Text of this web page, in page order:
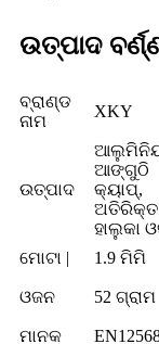
ଉତ୍ପାଦ
ବ୍ରାଣ୍ଡ
ନାମ
XKY
ଉତ୍ପାଦ
ଆଙ୍ଗୁଠି
କ୍ୟାପ୍,
ଅତିରିକ୍ତ
ହାଲୁକା
ମୋଟା | 1.9 ମିମି
ଓଜନ
52 ଗ୍ରାମ
ମାନକ